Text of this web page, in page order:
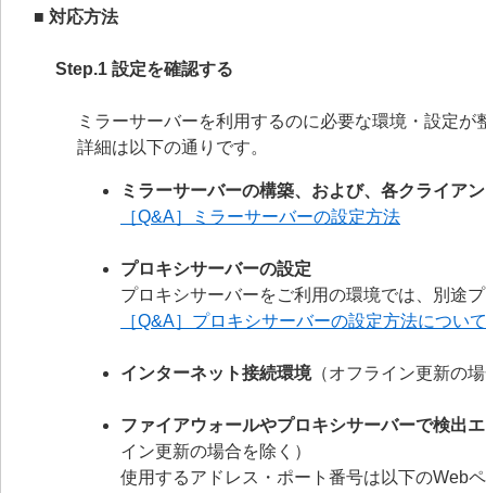
■ 対応方法
Step.1 設定を確認する
ミラーサーバーを利用するのに必要な環境・設定
詳細は以下の通りです。
ミラーサーバーの構築、および、各クライア
［Q&A］ミラーサーバーの設定方法
プロキシサーバーの設定
プロキシサーバーをご利用の環境では、別途
［Q&A］プロキシサーバーの設定方法について
インターネット接続環境（オフライン更新の
ファイアウォールやプロキシサーバーで検出
イン更新の場合を除く）
使用するアドレス・ポート番号は以下のWeb